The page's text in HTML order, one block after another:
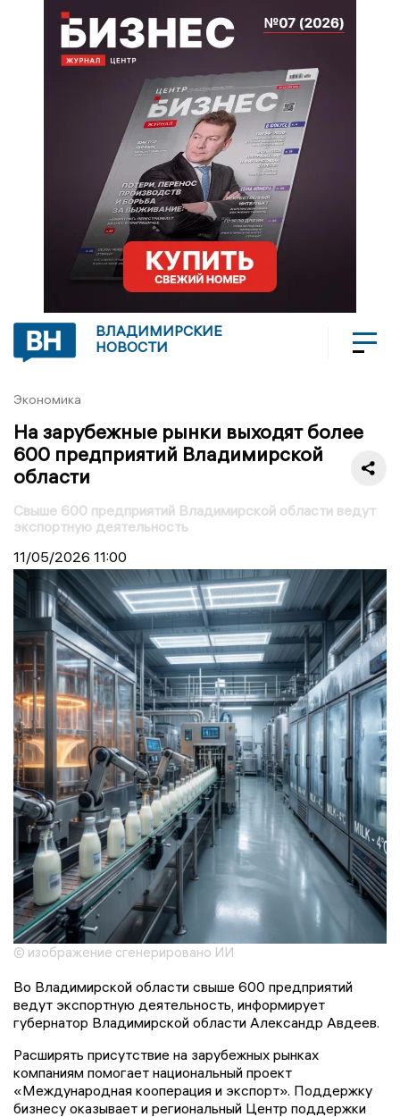
ВЛАДИМИРСКИЕ
НОВОСТИ
Экономика
На зарубежные рынки выходят более
600 предприятий Владимирской
области
Свыше 600 предприятий Владимирской области ведут
экспортную деятельность
11/05/2026 11:00
© изображение сгенерировано ИИ
Во Владимирской области свыше 600 предприятий
ведут экспортную деятельность, информирует
губернатор Владимирской области Александр Авдеев.
Расширять присутствие на зарубежных рынках
компаниям помогает национальный проект
«Международная кооперация и экспорт». Поддержку
бизнесу оказывает и региональный Центр поддержки